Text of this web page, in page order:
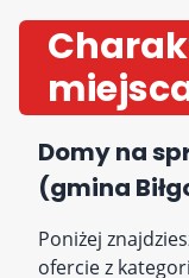
Domy na
(gmina
Poniżej
ofercie z